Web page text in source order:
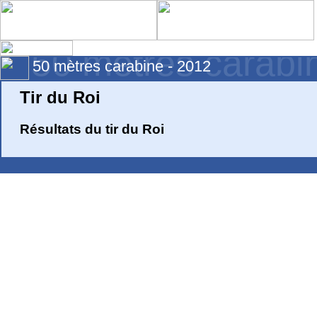
50 mètres
50 mètres carabine - 2012
Tir du Roi
Résultats du tir du Roi